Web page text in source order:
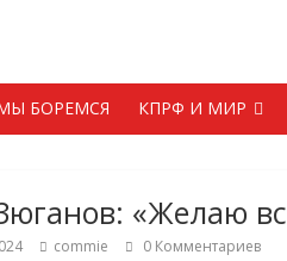
БОРЕМСЯ КПРФ И МИР
«Желаю
commie 0 Комментариев